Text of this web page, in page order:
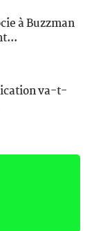
à Buzzman
va-t-